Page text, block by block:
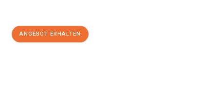
ANGEBOT ERHALTEN